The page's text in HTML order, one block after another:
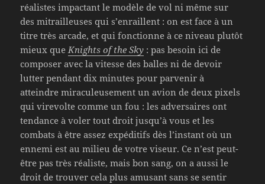
réalistes impactant le modèle de vol ni même sur
des mitrailleuses qui s’enraillent : on est face à un
titre très arcade, et qui fonctionne à ce niveau plutôt
mieux queKnights of the Sky : pas besoin ici de
composer avec la vitesse des balles ni de devoir
lutter pendant dix minutes pour parvenir à
atteindre miraculeusement un avion de deux pixels
qui virevolte comme un fou : les adversaires ont
tendance à voler tout droit jusqu’à vous et les
combats à être assez expéditifs dès l’instant où un
ennemi est au milieu de votre viseur. Ce n’est peut-
être pas très réaliste, mais bon sang, on a aussi le
droit de trouver cela plus amusant sans se sentir